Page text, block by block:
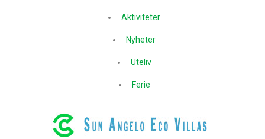
Aktiviteter
Nyheter
Uteliv
Ferie